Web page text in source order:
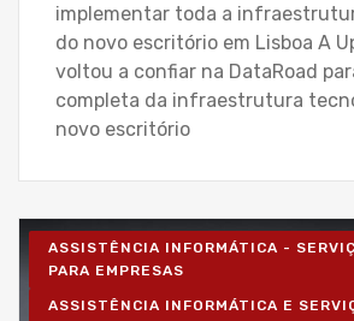
implementar toda a
do novo escritório em Lisboa A
voltou a confiar na DataRoad
completa da infraestrutura
novo escritório
ASSISTÊNCIA INFORMÁTICA -
PARA EMPRESAS
ASSISTÊNCIA INFORMÁTICA E